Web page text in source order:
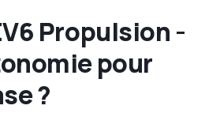
Propulsion -
pour
?